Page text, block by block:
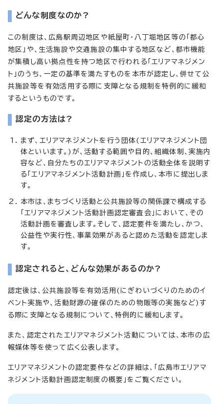
どんな制度なのか?
この制度は、広島駅周辺地区や紙屋町・八丁堀地区等の「都心
地区」や、生活施設や交通施設の集中する地区など、都市機能
が集積し高い拠点性を持つ地区で行われる「エリアマネジメン
ト」のうち、一定の基準を満たすものを本市が認定し、併せて公
共施設等を有効活用する際に支障となる規制を特例的に緩和
するというものです。
認定の方法は?
まず、エリアマネジメントを行う団体(エリアマネジメント団
体といいます。)が、活動する範囲や目的、組織体制、実施内
容など、自分たちのエリアマネジメントの活動全体を説明す
る「エリアマネジメント活動計画」を作成し、本市に提出しま
す。
本市は、まちづくり活動と公共施設等の関係課で構成する
「エリアマネジメント活動計画認定審査会」において、その
活動計画を審査します。そして、認定要件を満たし、かつ、
公益性や実行性、事業効果があると認めた活動を認定しま
す。
認定されると、どんな効果があるのか?
認定後は、公共施設等を有効活用(にぎわいづくりのためのイ
ベント実施や、活動財源の確保のための物販等の実施など)す
る際に支障となる規制について、特例的に緩和します。
また、認定されたエリアマネジメント活動については、本市の広
報媒体等を使って広く公表します。
エリアマネジメントの認定要件などの詳細は、「広島市エリアマ
ネジメント活動計画認定制度の概要」をご覧ください。